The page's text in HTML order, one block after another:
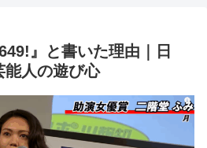
』と書いた理由｜日
能人の遊び心